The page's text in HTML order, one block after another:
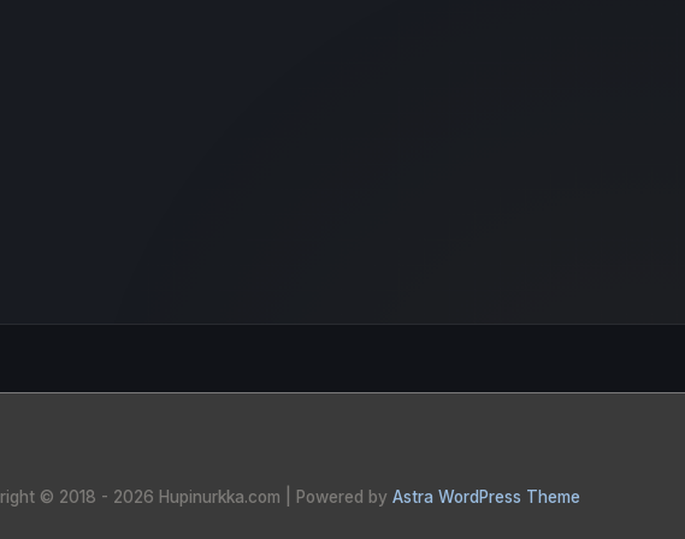
© 2018 - 2026 Hupinurkka.com | Powered by Astra WordPress Theme